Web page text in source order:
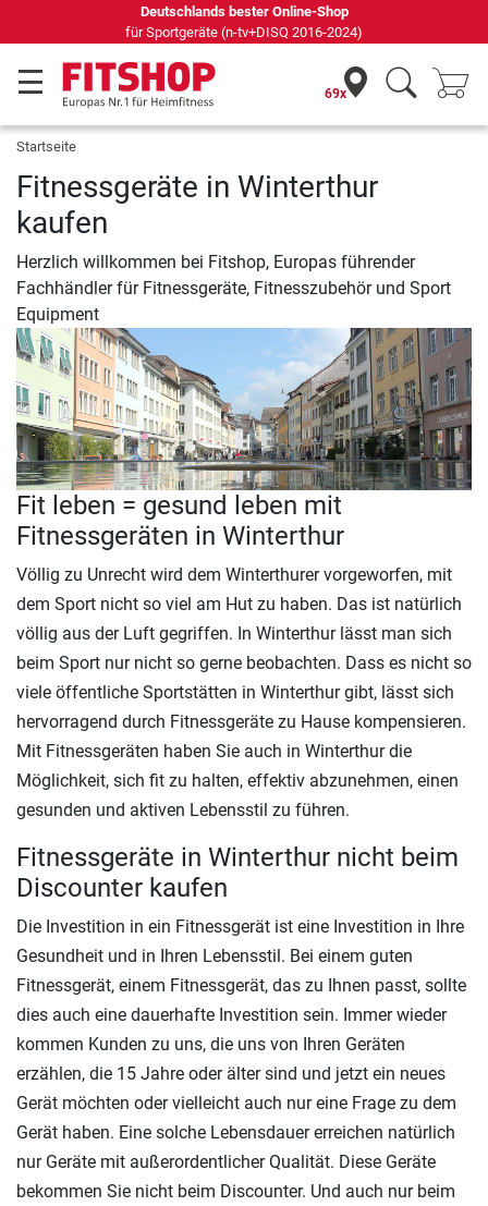
Deutschlands bester Online-Shop
für Sportgeräte (n-tv+DISQ 2016-2024)
69x
Startseite
Fitnessgeräte in Winterthur
kaufen
Herzlich willkommen bei Fitshop, Europas führender
Fachhändler für Fitnessgeräte, Fitnesszubehör und Sport
Equipment
Fit leben = gesund leben mit
Fitnessgeräten in Winterthur
Völlig zu Unrecht wird dem Winterthurer vorgeworfen, mit
dem Sport nicht so viel am Hut zu haben. Das ist natürlich
völlig aus der Luft gegriffen. In Winterthur lässt man sich
beim Sport nur nicht so gerne beobachten. Dass es nicht so
viele öffentliche Sportstätten in Winterthur gibt, lässt sich
hervorragend durch Fitnessgeräte zu Hause kompensieren.
Mit Fitnessgeräten haben Sie auch in Winterthur die
Möglichkeit, sich fit zu halten, effektiv abzunehmen, einen
gesunden und aktiven Lebensstil zu führen.
Fitnessgeräte in Winterthur nicht beim
Discounter kaufen
Die Investition in ein Fitnessgerät ist eine Investition in Ihre
Gesundheit und in Ihren Lebensstil. Bei einem guten
Fitnessgerät, einem Fitnessgerät, das zu Ihnen passt, sollte
dies auch eine dauerhafte Investition sein. Immer wieder
kommen Kunden zu uns, die uns von Ihren Geräten
erzählen, die 15 Jahre oder älter sind und jetzt ein neues
Gerät möchten oder vielleicht auch nur eine Frage zu dem
Gerät haben. Eine solche Lebensdauer erreichen natürlich
nur Geräte mit außerordentlicher Qualität. Diese Geräte
bekommen Sie nicht beim Discounter. Und auch nur beim